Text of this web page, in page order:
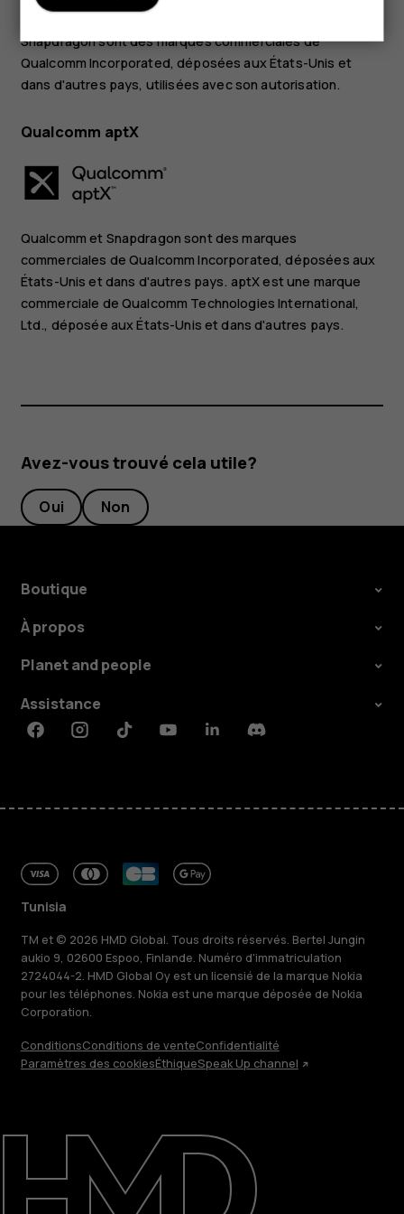
Réparer, réutiliser, recycler
Responsable
Assistance
Snapdragon sont des marques commerciales de
Qualcomm Incorporated, déposées aux États-Unis et
dans d'autres pays, utilisées avec son autorisation.
Qualcomm aptX
Qualcomm et Snapdragon sont des marques
commerciales de Qualcomm Incorporated, déposées aux
États-Unis et dans d'autres pays. aptX est une marque
commerciale de Qualcomm Technologies International,
Ltd., déposée aux États-Unis et dans d'autres pays.
Avez-vous trouvé cela utile?
Oui Non
Boutique
À propos
Planet and people
Assistance
FacebookInstagramTiktokYoutubeLinkedinDiscord
Tunisia
TM et © 2026 HMD Global. Tous droits réservés. Bertel Jungin
aukio 9, 02600 Espoo, Finlande. Numéro d'immatriculation
2724044-2. HMD Global Oy est un licensié de la marque Nokia
pour les téléphones. Nokia est une marque déposée de Nokia
Corporation.
ConditionsConditions de venteConfidentialité
Paramètres des cookiesÉthiqueSpeak Up channel